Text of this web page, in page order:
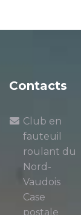
Contacts
Club en
fauteuil
roulant du
Nord-
Vaudois
Case
postale